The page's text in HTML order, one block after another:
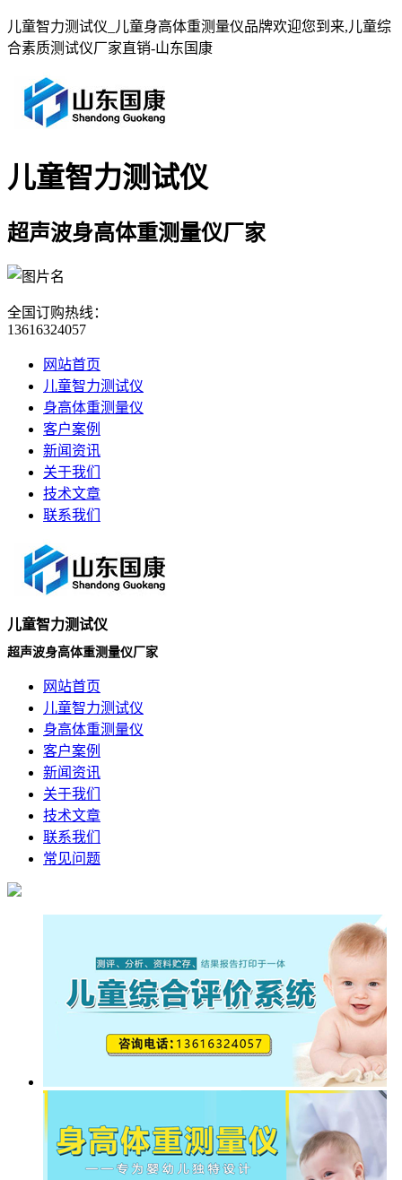
儿童智力测试仪_儿童身高体重测量仪品牌欢迎您到来,儿童综
合素质测试仪厂家直销-山东国康
儿童智力测试仪
超声波身高体重测量仪厂家
全国订购热线：
13616324057
网站首页
儿童智力测试仪
身高体重测量仪
客户案例
新闻资讯
关于我们
技术文章
联系我们
儿童智力测试仪
超声波身高体重测量仪厂家
网站首页
儿童智力测试仪
身高体重测量仪
客户案例
新闻资讯
关于我们
技术文章
联系我们
常见问题